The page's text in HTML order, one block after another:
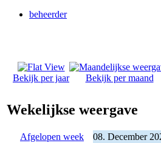
beheerder
Bekijk per jaar Bekijk per maand
Wekelijkse weergave
Afgelopen week 08. December